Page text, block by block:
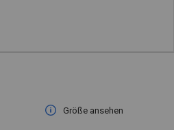
Größe ansehen